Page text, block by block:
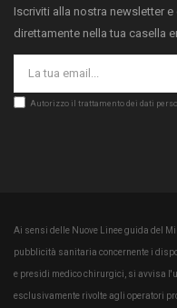
Iscriviti alla nostra newsletter
direttamente nella tua casella
Autorizzo il trattamento dei dati
Ai sensi delle Nuove Linee guida del
pubblicità sanitaria concernente i
e presidi medico chirurgici, si avvisa
esclusivamente rivolte agli operatori